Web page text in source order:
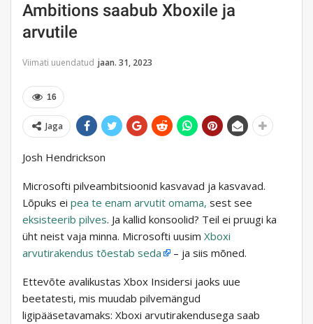
Ambitions saabub Xboxile ja
arvutile
Viimati uuendatud jaan. 31, 2023
16
Jaga
Josh Hendrickson
Microsofti pilveambitsioonid kasvavad ja kasvavad.
Lõpuks ei pea te enam arvutit omama, sest see
eksisteerib pilves. Ja kallid konsoolid? Teil ei pruugi ka
üht neist vaja minna. Microsofti uusim Xboxi
arvutirakendus tõestab seda
– ja siis mõned.
Ettevõte avalikustas Xbox Insidersi jaoks uue
beetatesti, mis muudab pilvemängud
ligipääsetavamaks: Xboxi arvutirakendusega saab